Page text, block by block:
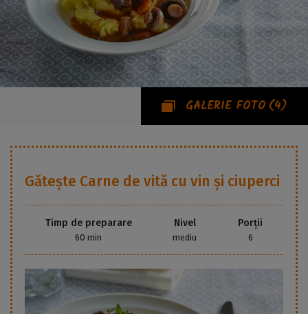
GALERIE FOTO (4)
Gătește Carne de vită cu vin și ciuperci
Timp de preparare
60 min
Nivel
mediu
Porții
6